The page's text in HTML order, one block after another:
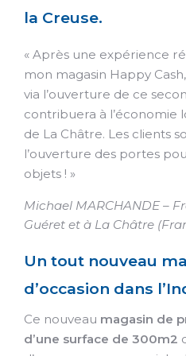
la Creuse.
« Après une expérience
mon magasin Happy
via l’ouverture de ce
contribuera à l’économie
de La Châtre. Les clients
l’ouverture des portes
objets ! »
Michael MARCHANDE –
Guéret et à La Châtre
Un tout nouveau
d’occasion dans
Ce nouveau magasin de
d’une surface de 300m2